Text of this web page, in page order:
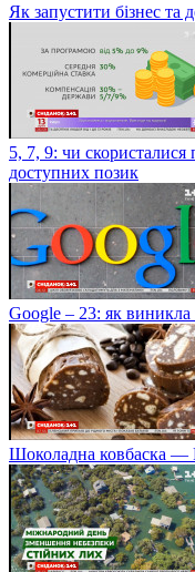
Як запустити бізнес та
5, 7, 9: чи
доступних позик
Google – 23: як
Шоколадна ковбаска —